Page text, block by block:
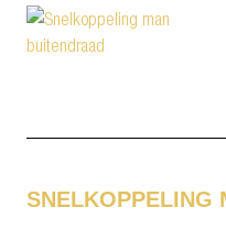
SNELKOPPELING